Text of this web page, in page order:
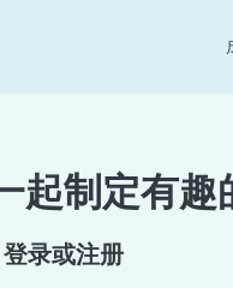
岁
姆，
Reese
绝对是家长与临
方式！操作简单好
起制定有趣
登录或注册